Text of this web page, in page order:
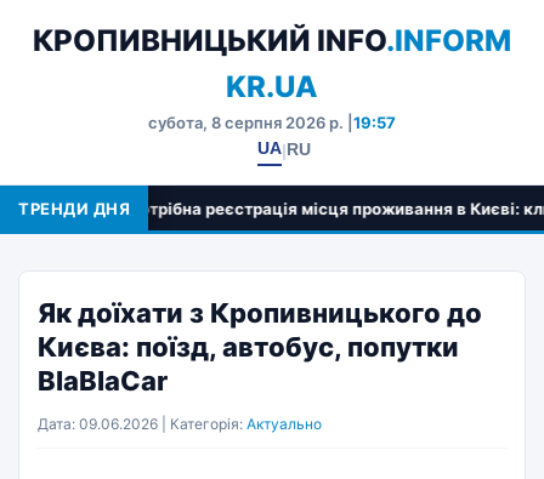
КРОПИВНИЦЬКИЙ INFO.INFORM
KR.UA
субота, 8 серпня 2026 р. | 19:57
UA|RU
ТРЕНДИ ДНЯ
потрібна реєстрація місця проживання в Києві: ключові
Як доїхати з Кропивницького до
Києва: поїзд, автобус, попутки
BlaBlaCar
Дата: 09.06.2026 | Категорія: Актуально